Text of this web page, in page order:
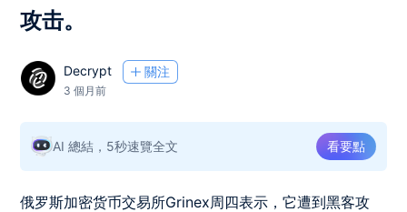
攻击。
Decrypt 關注
3 個月前
AI 總結，5秒速覽全文 看要點
俄罗斯加密货币交易所Grinex周四表示，它遭到黑客攻